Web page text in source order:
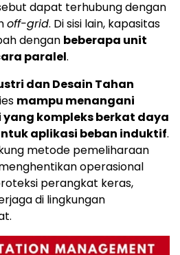
dapat terhubung dengan
off-grid. Di sisi lain, kapasitas
dengan beberapa unit
paralel.
dan Desain Tahan
mampu menangani
kompleks berkat daya
aplikasi beban induktif.
metode pemeliharaan
operasional
perangkat keras,
di lingkungan